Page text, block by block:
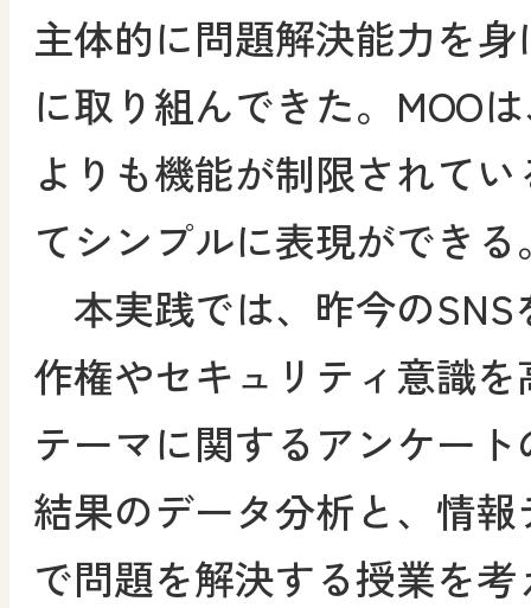
主体的に問題解決能力を
に取り組んできた。MOO
よりも機能が制限されて
てシンプルに表現ができる
本実践では、昨今のSNS
作権やセキュリティ意識
テーマに関するアンケート
結果のデータ分析と、情
で問題を解決する授業を考